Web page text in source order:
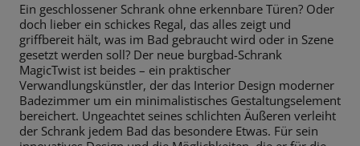
Ein geschlossener Schrank ohne erkennbare Türen? Oder
doch lieber ein schickes Regal, das alles zeigt und
griffbereit hält, was im Bad gebraucht wird oder in Szene
gesetzt werden soll? Der neue burgbad-Schrank
MagicTwist ist beides – ein praktischer
Verwandlungskünstler, der das Interior Design moderner
Badezimmer um ein minimalistisches Gestaltungselement
bereichert. Ungeachtet seines schlichten Äußeren verleiht
der Schrank jedem Bad das besondere Etwas. Für sein